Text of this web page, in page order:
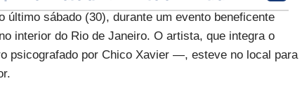
sábado (30), durante um evento beneficente
interior do Rio de Janeiro. O artista, que integra o
psicografado por Chico Xavier —, esteve no local para